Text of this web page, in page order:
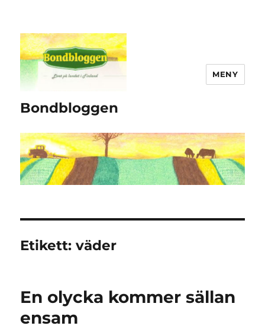
Bondbloggen
MENY
Etikett:väder
En olycka kommer sällan
ensam